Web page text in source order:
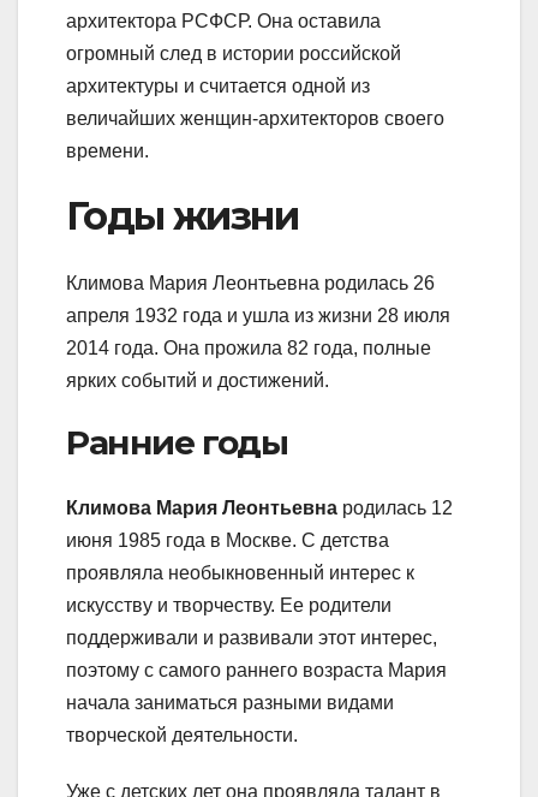
архитектора РСФСР. Она оставила
огромный след в истории российской
архитектуры и считается одной из
величайших женщин-архитекторов своего
времени.
Годы жизни
Климова Мария Леонтьевна родилась 26
апреля 1932 года и ушла из жизни 28 июля
2014 года. Она прожила 82 года, полные
ярких событий и достижений.
Ранние годы
Климова Мария Леонтьевна родилась 12
июня 1985 года в Москве. С детства
проявляла необыкновенный интерес к
искусству и творчеству. Ее родители
поддерживали и развивали этот интерес,
поэтому с самого раннего возраста Мария
начала заниматься разными видами
творческой деятельности.
Уже с детских лет она проявляла талант в